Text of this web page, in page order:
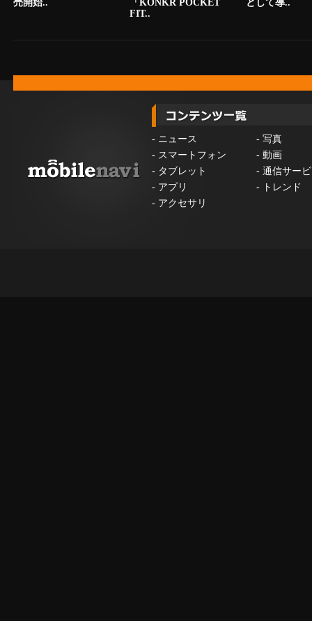
売開始..
「KONKR POCKET
FIT..
として導..
- ニュース - 写真
- スマートフォン - 動画
- タブレット - 通信サー
- アプリ -
トレンド
- アクセサリ